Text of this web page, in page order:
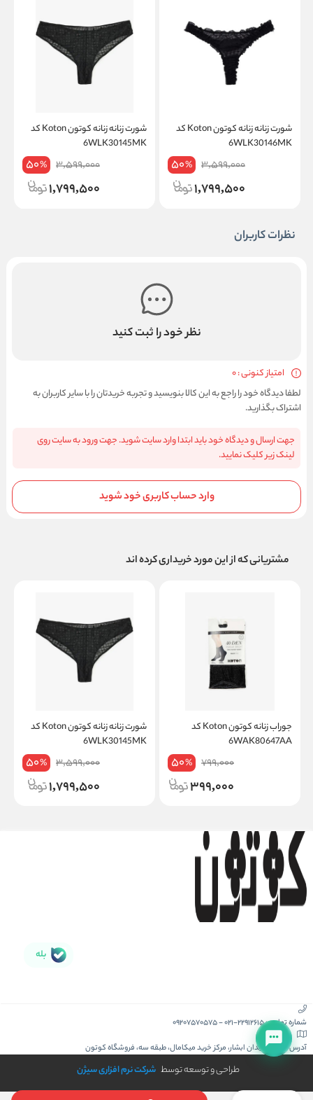
شورت زنانه زنانه کوتون Koton کد
6WLK30146MK
3,599,000
50%
1,799,500
شورت زنانه زنانه کوتون Koton کد
6WLK30145MK
3,599,000
50%
1,799,500
نظرات کاربران
نظر خود را ثبت کنید
امتیاز کنونی : 0
لطفا دیدگاه خود را راجع به این کالا بنویسید و تجربه خریدتان را با سایر کاربران به
اشتراک بگذارید.
جهت ارسال و دیدگاه خود باید ابتدا وارد سایت شوید. جهت ورود به سایت روی
لینک زیر کلیک نمایید.
وارد حساب کاربری خود شوید
مشتریانی که از این مورد خریداری کرده اند
جوراب زنانه کوتون Koton کد
6WAK80647AA
799,000
50%
399,000
شورت زنانه زنانه کوتون Koton کد
6WLK30145MK
3,599,000
50%
1,799,500
بله
شماره تماس :021-22912615
-
09207570575
آدرس :کیش، میدان ابشار، مرکز خرید میکامال، طبقه سه، فروشگاه کوتون
طراحی و توسعه توسط شرکت نرم افزاری سیژن